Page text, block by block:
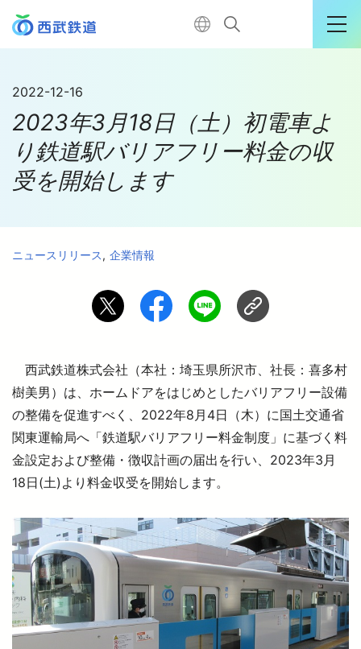
購入はこちら
TOP
電車に乗る
おでかけ
より安全に・快適に
ニュースルーム
企業情報
採用情報
法人の方へ
2022-12-16
2023年3月18日（土）初電車よ
り鉄道駅バリアフリー料金の収
受を開始します
ニュースリリース 企業情報
西武鉄道株式会社（本社：埼玉県所沢市、社長：喜多村
樹美男）は、ホームドアをはじめとしたバリアフリー設備
の整備を促進すべく、2022年8月4日（木）に国土交通省
関東運輸局へ「鉄道駅バリアフリー料金制度」に基づく料
金設定および整備・徴収計画の届出を行い、2023年3月
18日(土)より料金収受を開始します。